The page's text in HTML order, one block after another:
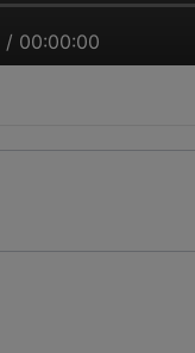
/ 00:00:00